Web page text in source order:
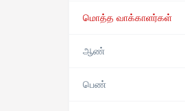
மொத்த வாக்காளர்கள்
ஆண்
பெண்